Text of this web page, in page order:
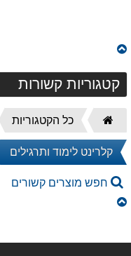
קטגוריות קשורות
דף
הבית
כל הקטגוריות
קלרינט לימוד ותרגילים
חפש מוצרים קשורים